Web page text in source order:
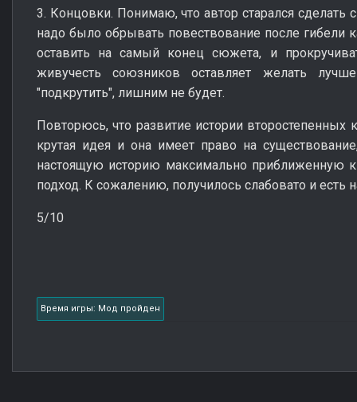
3. Концовки. Понимаю, что автор старался
надо было обрывать повествование после
оставить на самый конец сюжета, и
живучесть союзников оставляет желать
"подкрутить", лишним не будет.
Повторюсь, что развитие истории
крутая идея и она имеет право на
настоящую историю максимально приближенную
подход. К сожалению, получилось слабовато и есть
5/10
Время игры: Мод пройден